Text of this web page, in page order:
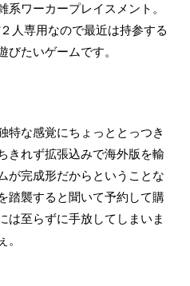
ワーカープレイスメント。
人専用なので最近は持参する
たいゲームです。
特な感覚にちょっととっつき
きれず拡張込みで海外版を輸
が完成形だからということな
踏襲すると聞いて予約して購
は至らずに手放してしまいま